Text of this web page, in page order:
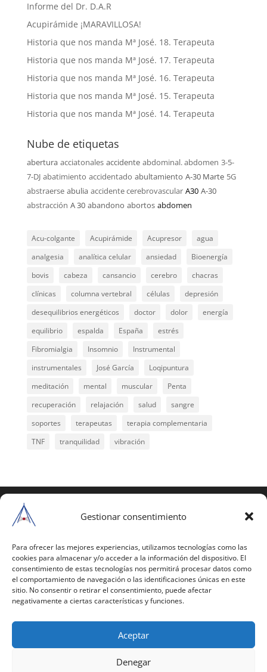
Gestionar consentimiento
Para ofrecer las mejores experiencias, utilizamos tecnologías como las
cookies para almacenar y/o acceder a la información del dispositivo. El
consentimiento de estas tecnologías nos permitirá procesar datos como
el comportamiento de navegación o las identificaciones únicas en este
sitio. No consentir o retirar el consentimiento, puede afectar
negativamente a ciertas características y funciones.
Aceptar
Denegar
Informe del Dr. D.A.R
Acupirámide ¡MARAVILLOSA!
Historia que nos manda Mª José. 18. Terapeuta
Historia que nos manda Mª José. 17. Terapeuta
Historia que nos manda Mª José. 16. Terapeuta
Historia que nos manda Mª José. 15. Terapeuta
Historia que nos manda Mª José. 14. Terapeuta
Nube de etiquetas
abertura acciatonales accidente abdominal. abdomen 3-5-
7-DJ abatimiento accidentado abultamiento A-30 Marte 5G
abstraerse abulia accidente cerebrovascular A30 A-30
abstracción A 30 abandono abortos abdomen
Acu-colgante Acupirámide Acupresor
agua
analgesia
analítica celular ansiedad
Bioenergía
bovis
cabeza cansancio cerebro
chacras
clínicas
columna vertebral células
depresión
desequilibrios energéticos
doctor dolor
energía
equilibrio
espalda España
estrés
Fibromialgia
Insomnio
Instrumental
instrumentales
José García
Loqipuntura
meditación
mental muscular
Penta
recuperación
relajación salud
sangre
soportes
terapeutas
terapia complementaria
TNF
tranquilidad vibración
reservados
estas páginas o parte de ellas, necesita pedir
autorización por escrito a Mario Gil Sánchez.
Todos los instrumentales están PATENTADOS.
Web inaugurada en 2002 (última actualización en
Política de Privacidad